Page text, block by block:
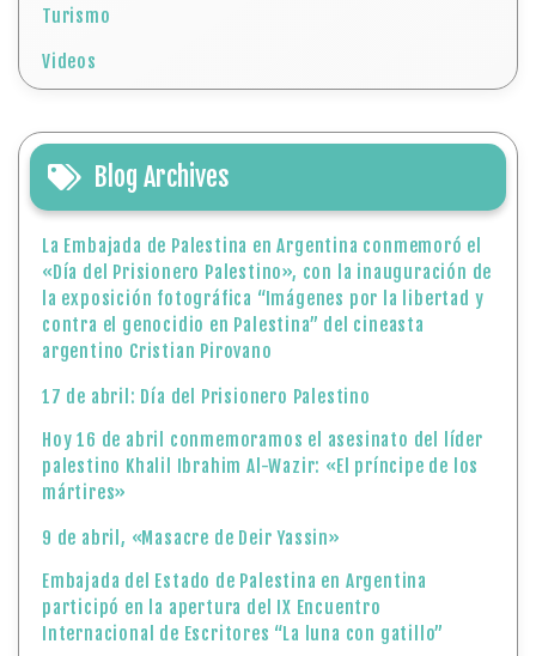
Turismo
Videos
Blog Archives
La Embajada de Palestina en Argentina conmemoró el
«Día del Prisionero Palestino», con la inauguración de
la exposición fotográfica “Imágenes por la libertad y
contra el genocidio en Palestina” del cineasta
argentino Cristian Pirovano
17 de abril: Día del Prisionero Palestino
Hoy 16 de abril conmemoramos el asesinato del líder
palestino Khalil Ibrahim Al-Wazir: «El príncipe de los
mártires»
9 de abril, «Masacre de Deir Yassin»
Embajada del Estado de Palestina en Argentina
participó en la apertura del IX Encuentro
Internacional de Escritores “La luna con gatillo”